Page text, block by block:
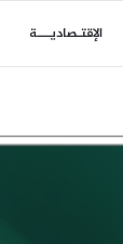
اﻹقتـصاديـــة